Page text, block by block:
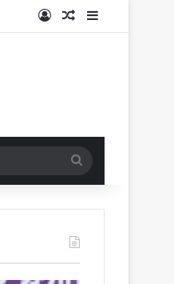
Log InRandom Article
Sidebar
for